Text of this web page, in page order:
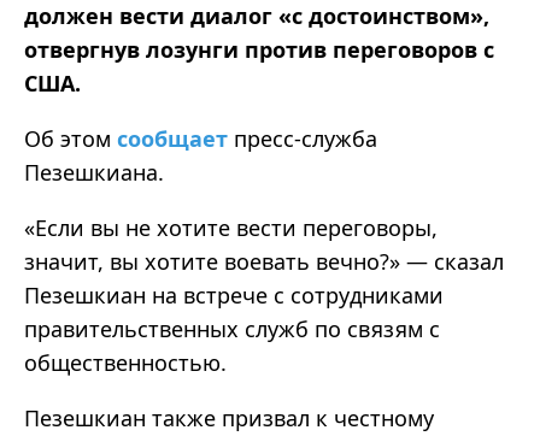
должен вести диалог «с достоинством»,
отвергнув лозунги против переговоров с
США.
Об этом сообщает пресс-служба
Пезешкиана.
«Если вы не хотите вести переговоры,
значит, вы хотите воевать вечно?» — сказал
Пезешкиан на встрече с сотрудниками
правительственных служб по связям с
общественностью.
Пезешкиан также призвал к честному